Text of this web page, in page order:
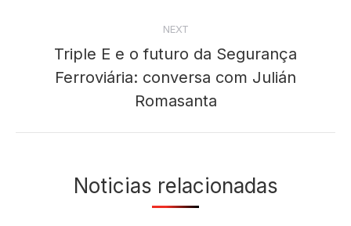
NEXT
Next
post:
Triple E e o futuro da Segurança
Ferroviária: conversa com Julián
Romasanta
Noticias relacionadas